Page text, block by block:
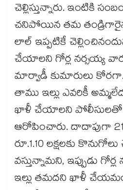
చెల్లిస్తున్నారు. ఇంటికి
చనిపోయిన తమ
లాల్ ఇప్పటికే
చేయాలని గోర్ల నర్సయ్య
మార్వాడీ కుమారులు
తాము ఇల్లు ఎవరికీ
ఖాళీ చేయాలని పోలీసులతో
ఆరోపించారు. దాదాపుగా 21
రూ.1.10 లక్షలకు
వస్తున్నామని, ఇప్పుడు
ఇల్లు తమదని ఖాళీ